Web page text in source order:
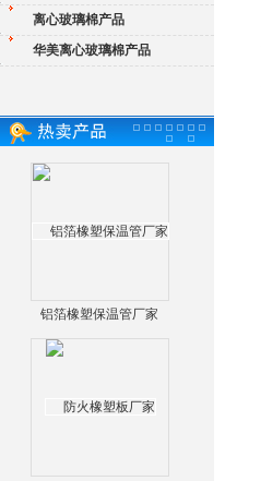
离心玻璃棉产品
华美离心玻璃棉产品
铝箔橡塑保温管厂家